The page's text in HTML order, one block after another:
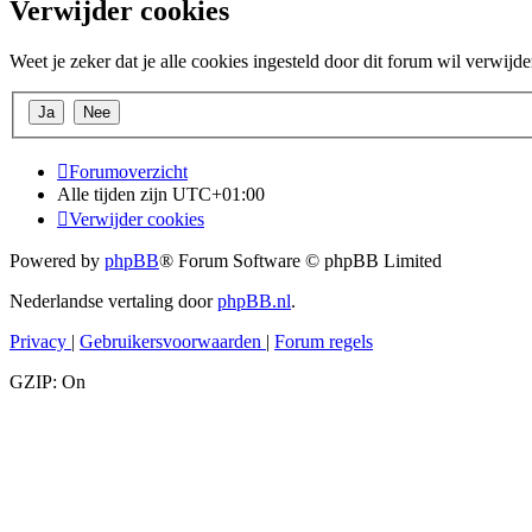
Verwijder cookies
Weet je zeker dat je alle cookies ingesteld door dit forum wil
Forumoverzicht
Alle tijden zijn UTC+01:00
Verwijder cookies
Powered by phpBB® Forum Software © phpBB Limited
Nederlandse vertaling doorphpBB.nl.
Privacy | Gebruikersvoorwaarden | Forum regels
GZIP: On